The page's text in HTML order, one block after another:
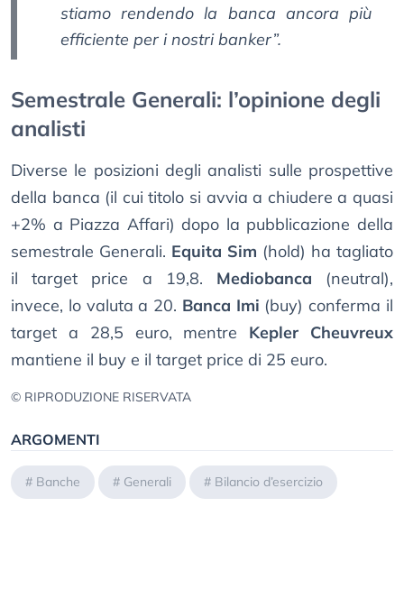
stiamo rendendo la banca ancora più
efficiente per i nostri banker”.
Semestrale Generali: l’opinione degli
analisti
Diverse le posizioni degli analisti sulle prospettive
della banca (il cui titolo si avvia a chiudere a quasi
+2% a Piazza Affari) dopo la pubblicazione della
semestrale Generali. Equita Sim (hold) ha tagliato
il target price a 19,8. Mediobanca (neutral),
invece, lo valuta a 20. Banca Imi (buy) conferma il
target a 28,5 euro, mentre Kepler Cheuvreux
mantiene il buy e il target price di 25 euro.
© RIPRODUZIONE RISERVATA
ARGOMENTI
# Banche # Generali # Bilancio d’esercizio